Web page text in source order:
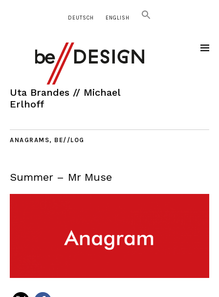
DEUTSCH ENGLISH
Uta Brandes // Michael
Erlhoff
ANAGRAMS, BE//LOG
Summer – Mr Muse